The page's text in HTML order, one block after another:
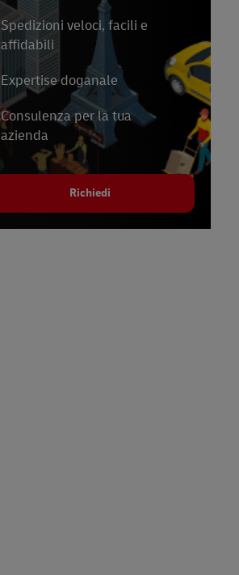
Spedizioni veloci, facili e
affidabili
Expertise doganale
Consulenza per la tua
azienda
Richiedi